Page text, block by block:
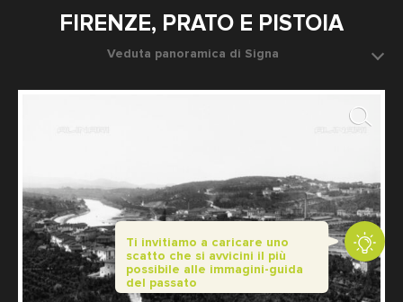
Ti invitiamo a caricare uno
scatto che si avvicini il più
possibile alle immagini-guida
del passato
FIRENZE, PRATO E PISTOIA
Veduta panoramica di Signa